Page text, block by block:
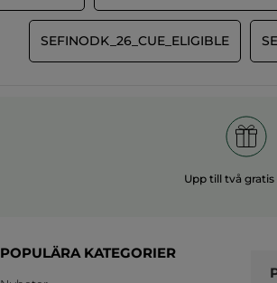
SEFINODK_26_CUE_ELIGIBLE
Upp till två
POPULÄRA KATEGORIER